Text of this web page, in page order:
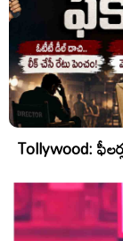
Tollywood: